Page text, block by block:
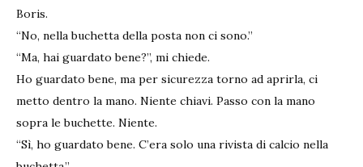
Boris.
“No, nella buchetta della posta non ci sono.”
“Ma, hai guardato bene?”, mi chiede.
Ho guardato bene, ma per sicurezza torno ad aprirla, ci
metto dentro la mano. Niente chiavi. Passo con la mano
sopra le buchette. Niente.
“Sì, ho guardato bene. C’era solo una rivista di calcio nella